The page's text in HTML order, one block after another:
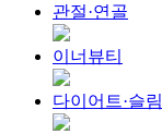
관절·연골
이너뷰티
다이어트·슬림